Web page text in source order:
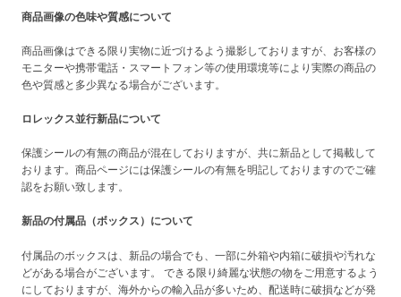
商品画像の色味や質感について
商品画像はできる限り実物に近づけるよう撮影しておりますが、お客様の
モニターや携帯電話・スマートフォン等の使用環境等により実際の商品の
色や質感と多少異なる場合がございます。
ロレックス並行新品について
保護シールの有無の商品が混在しておりますが、共に新品として掲載して
おります。商品ページには保護シールの有無を明記しておりますのでご確
認をお願い致します。
新品の付属品（ボックス）について
付属品のボックスは、新品の場合でも、一部に外箱や内箱に破損や汚れな
どがある場合がございます。 できる限り綺麗な状態の物をご用意するよう
にしておりますが、海外からの輸入品が多いため、配送時に破損などが発